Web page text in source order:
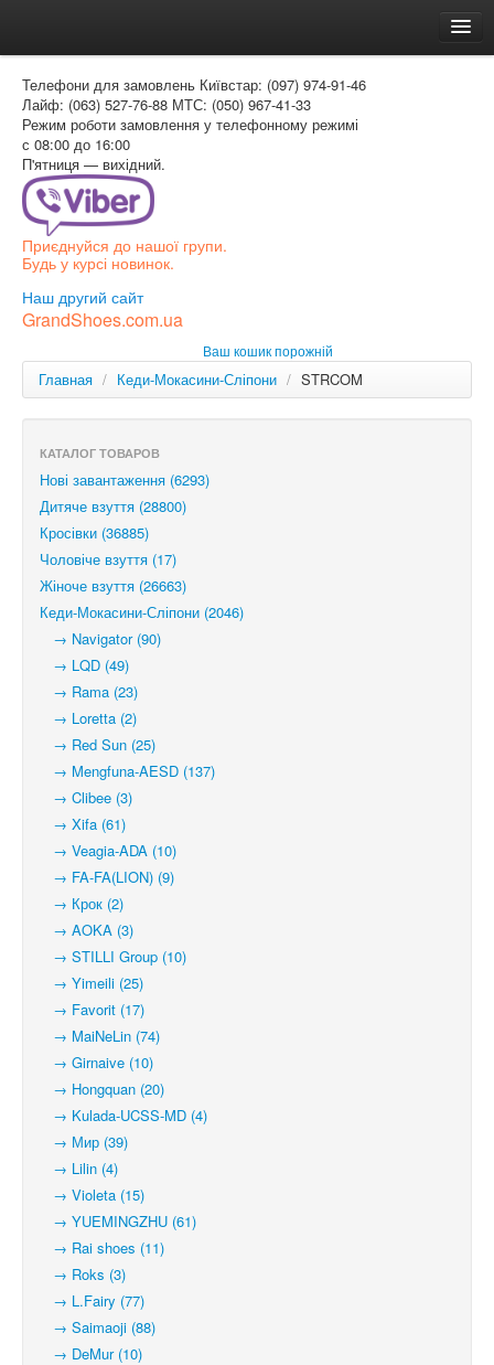
Доставка и оплата
Как заказать
Контакти
Таблиця розмірів
Вхід для покупця
РОС
Телефони для замовлень Київстар: (097) 974-91-46
Лайф: (063) 527-76-88 МТС: (050) 967-41-33
Режим роботи замовлення у телефонному режимі
с 08:00 до 16:00
П'ятниця — вихідний.
Приєднуйся до нашої групи.
Будь у курсі новинок.
Наш другий сайт
GrandShoes.com.ua
Ваш кошик порожній
Главная / Кеди-Мокасини-Сліпони / STRCOM
КАТАЛОГ ТОВАРОВ
Нові завантаження (6293)
Дитяче взуття (28800)
Кросівки (36885)
Чоловіче взуття (17)
Жіноче взуття (26663)
Кеди-Мокасини-Сліпони (2046)
→ Navigator (90)
→ LQD (49)
→ Rama (23)
→ Loretta (2)
→ Red Sun (25)
→ Mengfuna-AESD (137)
→ Clibee (3)
→ Xifa (61)
→ Veagia-ADA (10)
→ FA-FA(LION) (9)
→ Крок (2)
→ AOKA (3)
→ STILLI Group (10)
→ Yimeili (25)
→ Favorit (17)
→ MaiNeLin (74)
→ Girnaive (10)
→ Hongquan (20)
→ Kulada-UCSS-MD (4)
→ Мир (39)
→ Lilin (4)
→ Violeta (15)
→ YUEMINGZHU (61)
→ Rai shoes (11)
→ Roks (3)
→ L.Fairy (77)
→ Saimaoji (88)
→ DeMur (10)